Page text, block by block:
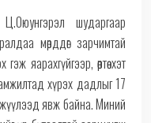
шударгаар
мөрддөг зарчимтай
яарахгүйгээр, өөртөө хэт
хүрэх дадлыг 17
явж байна. Миний